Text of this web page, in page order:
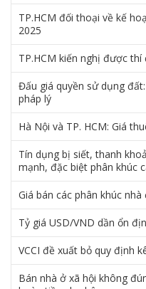
TP.HCM đối thoại về kế
2025
TP.HCM kiến nghị được
Đấu giá quyền sử dụng
pháp lý
Hà Nội và TP. HCM: Giá
Tín dụng bị siết, thanh
mạnh, đặc biệt phân khúc
Giá bán các phân khúc
Tỷ giá USD/VND dần ổn
VCCI đề xuất bỏ quy định
Bán nhà ở xã hội không